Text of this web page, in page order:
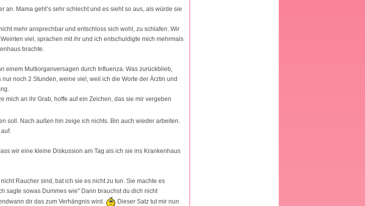
an. Mama geht’s sehr schlecht und es sieht so aus, als würde sie
mehr ansprechbar und entschloss sich wohl, zu schlafen. Wir
viel, sprachen mit ihr und ich entschuldigte mich mehrmals
brachte.
einem Multiorganversagen durch Influenza. Was zurückblieb,
noch 2 Stunden, weine viel, weil ich die Worte der Ärztin und
mich an ihr Grab, hoffe auf ein Zeichen, das sie mir vergeben
soll. Nach außen hin zeige ich nichts. Bin auch wieder arbeiten.
wir eine kleine Diskussion am Tag als ich sie ins Krankenhaus
Raucher sind, bat ich sie es nicht zu tun. Sie machte es
sagte sowas Dummes wie" Dann brauchst du dich nicht
dir das zum Verhängnis wird.
Dieser Satz tut mir nun